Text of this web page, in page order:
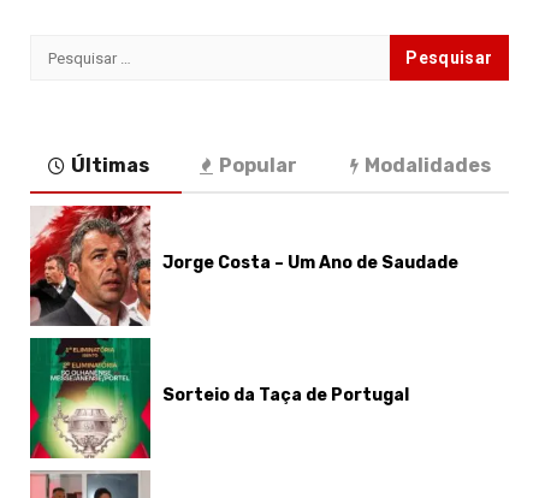
Pesquisar
Últimas Popular Modalidades
Jorge Costa – Um Ano de Saudade
Sorteio da Taça de Portugal